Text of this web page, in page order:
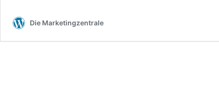
Auto
Die Marketingzentrale